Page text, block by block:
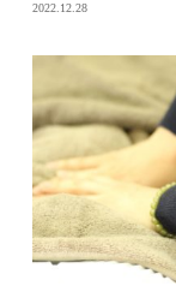
2022.12.28